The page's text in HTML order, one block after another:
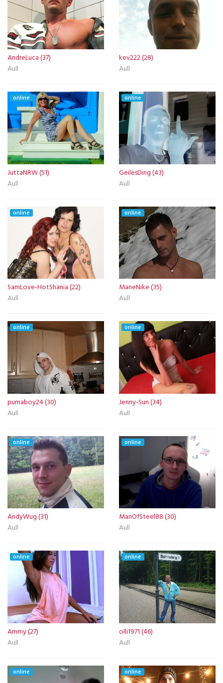
AndreLuca (37)
Aull
kev222 (28)
Aull
online
JuttaNRW (51)
Aull
online
GeilesDing (43)
Aull
online
SamLove-HotShania (22)
Aull
online
ManeNike (35)
Aull
online
pumaboy24 (30)
Aull
online
Jenny-Sun (34)
Aull
online
AndyWug (31)
Aull
online
ManOfSteel88 (30)
Aull
online
Ammy (27)
Aull
online
olli1971 (46)
Aull
online online